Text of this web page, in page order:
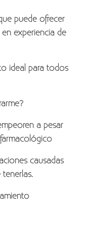
puede ofrecer
experiencia de
para todos
a pesar
causadas